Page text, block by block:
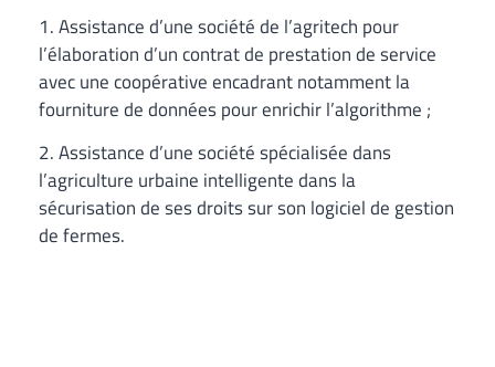
1. Assistance d’une société de l’agritech pour
l’élaboration d’un contrat de prestation de service
avec une coopérative encadrant notamment la
fourniture de données pour enrichir l’algorithme ;
2. Assistance d’une société spécialisée dans
l’agriculture urbaine intelligente dans la
sécurisation de ses droits sur son logiciel de gestion
de fermes.